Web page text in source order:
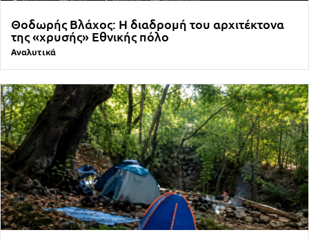
Θοδωρής Βλάχος: Η διαδρομή του αρχιτέκτονα
της «χρυσής» Εθνικής πόλο
Αναλυτικά